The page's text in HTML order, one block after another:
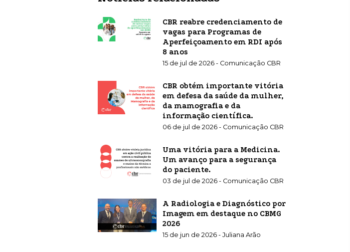
CBR reabre credenciamento de
vagas para Programas de
Aperfeiçoamento em RDI após
8 anos
15 de jul de 2026 - Comunicação CBR
CBR obtém importante vitória
em defesa da saúde da mulher,
da mamografia e da
informação científica.
06 de jul de 2026 - Comunicação CBR
Uma vitória para a Medicina.
Um avanço para a segurança
do paciente.
03 de jul de 2026 - Comunicação CBR
A Radiologia e Diagnóstico por
Imagem em destaque no CBMG
2026
15 de jun de 2026 - Juliana Arão